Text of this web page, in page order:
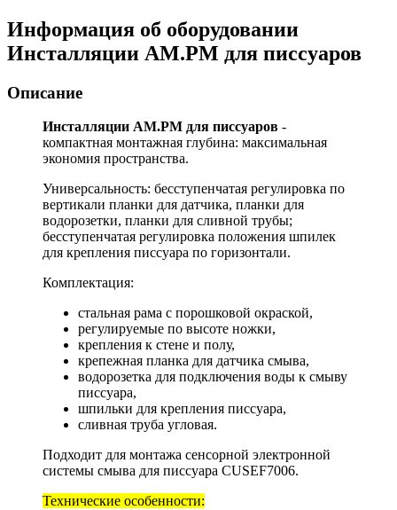
Информация об оборудовании
Инсталляции AM.PM для писсуаров
Описание
Инсталляции AM.PM для писсуаров -
компактная монтажная глубина: максимальная
экономия пространства.
Универсальность: бесступенчатая регулировка по
вертикали планки для датчика, планки для
водорозетки, планки для сливной трубы;
бесступенчатая регулировка положения шпилек
для крепления писсуара по горизонтали.
Комплектация:
стальная рама с порошковой окраской,
регулируемые по высоте ножки,
крепления к стене и полу,
крепежная планка для датчика смыва,
водорозетка для подключения воды к смыву
писсуара,
шпильки для крепления писсуара,
сливная труба угловая.
Подходит для монтажа сенсорной электронной
системы смыва для писсуара CUSEF7006.
Технические особенности: